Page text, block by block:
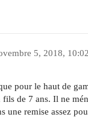
5, 2018, 10:02
pour le haut de
de 7 ans. Il ne
une remise assez